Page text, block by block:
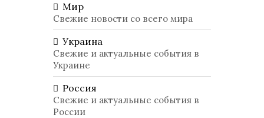
Мир
Свежие новости со всего мира
Украина
Свежие и актуальные события в
Украине
Россия
Свежие и актуальные события в
России